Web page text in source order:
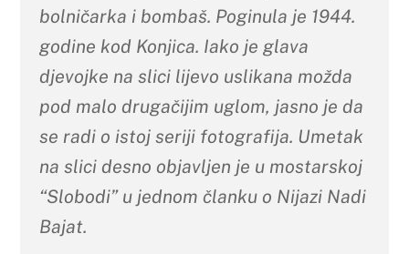
bolničarka i bombaš. Poginula je 1944.
godine kod Konjica. Iako je glava
djevojke na slici lijevo uslikana možda
pod malo drugačijim uglom, jasno je da
se radi o istoj seriji fotografija. Umetak
na slici desno objavljen je u mostarskoj
“Slobodi” u jednom članku o Nijazi Nadi
Bajat.